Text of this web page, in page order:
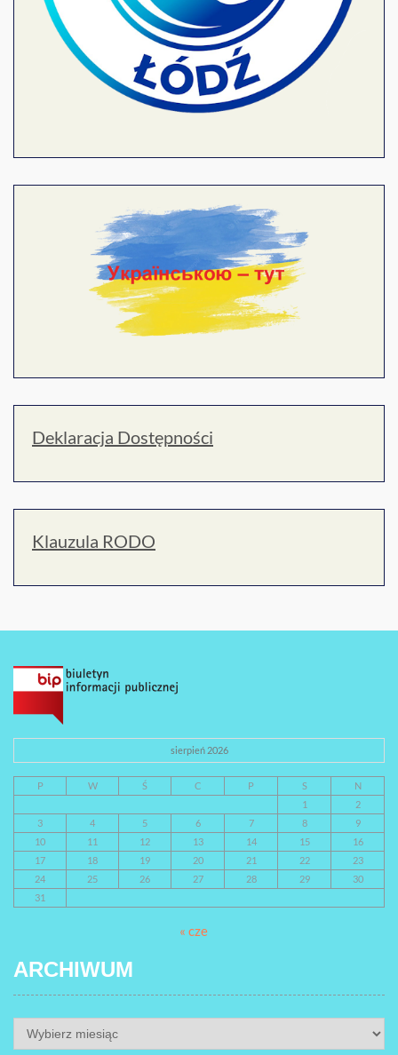
Deklaracja Dostępności
Klauzula RODO
sierpień 2026
P W Ś C P S
N
1
2
3
4 5 6 7 8
9
10
11 12 13 14 15
16
17
18 19 20 21 22
23
24
25 26 27 28 29
30
31
« cze
ARCHIWUM
ARCHIWUM